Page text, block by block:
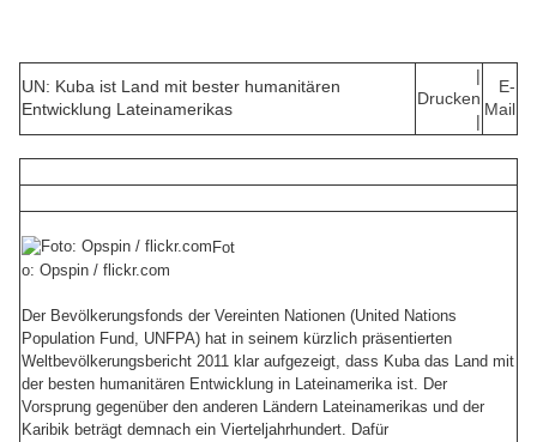
UN: Kuba ist Land mit bester humanitären
Entwicklung Lateinamerikas
|
Drucken
|
E-
Mail
Fot
o: Opspin / flickr.com
Der Bevölkerungsfonds der Vereinten Nationen (United Nations
Population Fund, UNFPA) hat in seinem kürzlich präsentierten
Weltbevölkerungsbericht 2011 klar aufgezeigt, dass Kuba das Land mit
der besten humanitären Entwicklung in Lateinamerika ist. Der
Vorsprung gegenüber den anderen Ländern Lateinamerikas und der
Karibik beträgt demnach ein Vierteljahrhundert. Dafür